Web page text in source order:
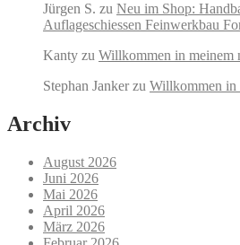
Jürgen S. zu Neu im Shop:
Auflageschiessen Feinwerkbau
Kanty zu Willkommen in meinem
Stephan Jankerzu Willkommen in
Archiv
August 2026
Juni 2026
Mai 2026
April 2026
März 2026